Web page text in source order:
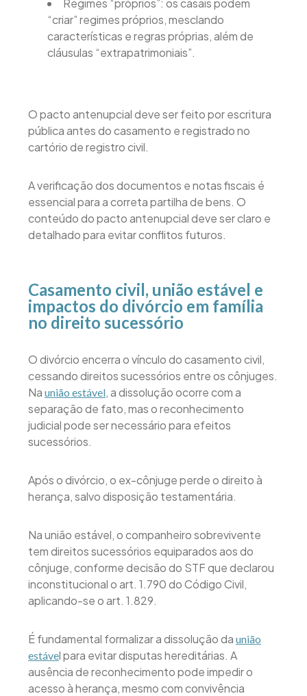
“criar” regimes próprios, mesclando
características e regras próprias, além de
cláusulas “extrapatrimoniais”.
O pacto antenupcial deve ser feito por escritura
pública antes do casamento e registrado no
cartório de registro civil.
A verificação dos documentos e notas fiscais é
essencial para a correta partilha de bens. O
conteúdo do pacto antenupcial deve ser claro e
detalhado para evitar conflitos futuros.
Casamento civil, união estável e
impactos do divórcio em família
no direito sucessório
O divórcio encerra o vínculo do casamento civil,
cessando direitos sucessórios entre os cônjuges.
Na união estável, a dissolução ocorre com a
separação de fato, mas o reconhecimento
judicial pode ser necessário para efeitos
sucessórios.
Após o divórcio, o ex-cônjuge perde o direito à
herança, salvo disposição testamentária.
Na união estável, o companheiro sobrevivente
tem direitos sucessórios equiparados aos do
cônjuge, conforme decisão do STF que declarou
inconstitucional o art. 1.790 do Código Civil,
aplicando-se o art. 1.829.
É fundamental formalizar a dissolução da união
estável para evitar disputas hereditárias. A
ausência de reconhecimento pode impedir o
acesso à herança, mesmo com convivência